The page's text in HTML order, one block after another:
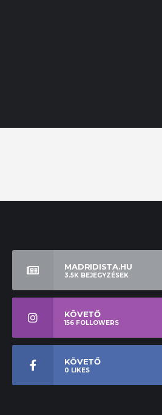
MADRIDISTA.HU
3.5K BEJEGYZÉSEK
KÖVETŐ
156 FOLLOWERS
KÖVETŐ
0 LIKES